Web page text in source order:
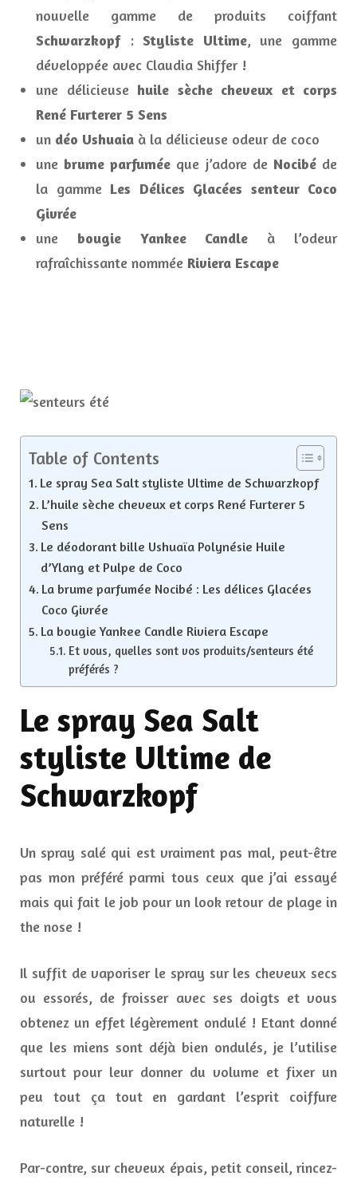
nouvelle gamme de produits coiffant
Schwarzkopf:Styliste Ultime, une gamme
développée avec Claudia Shiffer !
une délicieuse huile sèche cheveux et corps
René Furterer 5 Sens
un déo Ushuaia à la délicieuse odeur de coco
une brume parfumée que j’adore de Nocibéde
la gamme Les Délices Glacées senteur Coco
Givrée
une bougie Yankee Candle à l’odeur
rafraîchissante nommée Riviera Escape
Table of Contents
Le spray Sea Salt styliste Ultime de Schwarzkopf
L’huile sèche cheveux et corps René Furterer 5
Sens
Le déodorant bille Ushuaïa Polynésie Huile
d’Ylang et Pulpe de Coco
La brume parfumée Nocibé : Les délices Glacées
Coco Givrée
La bougie Yankee Candle Riviera Escape
Et vous, quelles sont vos produits/senteurs été
préférés ?
Le spray Sea Salt
styliste Ultime de
Schwarzkopf
Un spray salé qui est vraiment pas mal, peut-être
pas mon préféré parmi tous ceux que j’ai essayé
mais qui fait le job pour un look retour de plage in
the nose !
Il suffit de vaporiser le spray sur les cheveux secs
ou essorés, de froisser avec ses doigts et vous
obtenez un effet légèrement ondulé ! Etant donné
que les miens sont déjà bien ondulés, je l’utilise
surtout pour leur donner du volume et fixer un
peu tout ça tout en gardant l’esprit coiffure
naturelle !
Par-contre, sur cheveux épais, petit conseil, rincez-